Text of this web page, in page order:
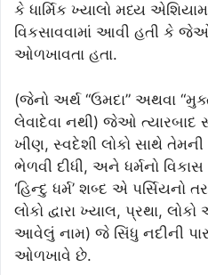
કે ધાર્મિક ખ્યાલો મધ્ય
વિકસાવવામાં આવી હતી કે
ઓળખાવતા હતા.
(જેનો અર્થ “ઉમદા” અથવા
લેવાદેવા નથી) જેઓ ત્યારબાદ
ખીણ, સ્વદેશી લોકો સાથે
ભેળવી દીધી, અને ધર્મનો
‘હિન્દુ ધર્મ’ શબ્દ એ
લોકો દ્વારા ખ્યાલ, પ્રથા,
આવેલું નામ) જે સિંધુ નદીની પાર
ઓળખાવે છે.